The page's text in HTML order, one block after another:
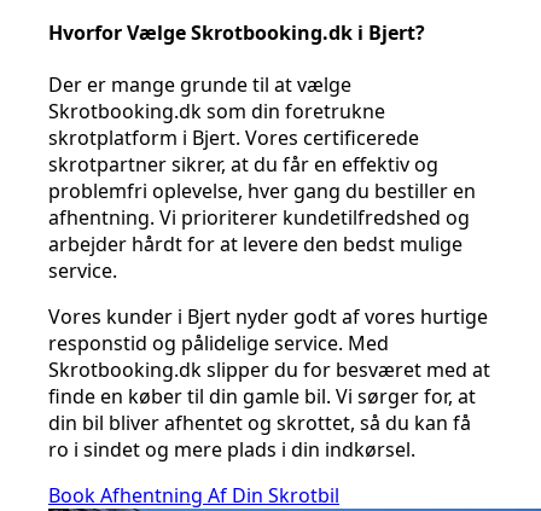
Hvorfor Vælge Skrotbooking.dk i Bjert?
Der er mange grunde til at vælge
Skrotbooking.dk som din foretrukne
skrotplatform i Bjert. Vores certificerede
skrotpartner sikrer, at du får en effektiv og
problemfri oplevelse, hver gang du bestiller en
afhentning. Vi prioriterer kundetilfredshed og
arbejder hårdt for at levere den bedst mulige
service.
Vores kunder i Bjert nyder godt af vores hurtige
responstid og pålidelige service. Med
Skrotbooking.dk slipper du for besværet med at
finde en køber til din gamle bil. Vi sørger for, at
din bil bliver afhentet og skrottet, så du kan få
ro i sindet og mere plads i din indkørsel.
Book Afhentning Af Din Skrotbil